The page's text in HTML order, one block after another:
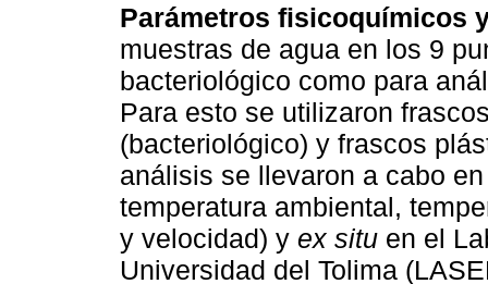
Parámetros fisicoquímicos
muestras de agua en los 9
bacteriológico como para
Para esto se utilizaron
(bacteriológico) y frascos
análisis se llevaron a cabo
temperatura ambiental,
y velocidad) y ex situ en el
Universidad del Tolima